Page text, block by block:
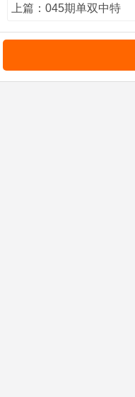
上篇：045期单双中特